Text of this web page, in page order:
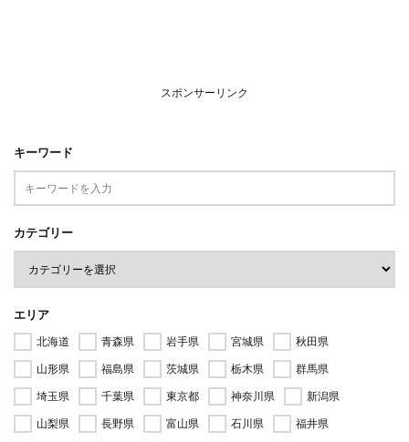
スポンサーリンク
キーワード
カテゴリー
エリア
北海道 青森県 岩手県 宮城県
秋田県
山形県
福島県 茨城県 栃木県
群馬県
埼玉県
千葉県 東京都 神奈川県
新潟県
山梨県
長野県 富山県 石川県
福井県